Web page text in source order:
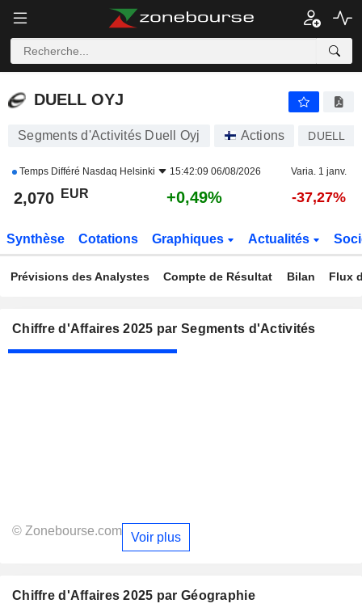
DUELL OYJ
DUELL OYJ
Segments d'Activités Duell Oyj Actions DUELL
Temps Différé Nasdaq Helsinki 15:42:09 06/08/2026 Varia. 1 janv.
2,070 EUR +0,49% -37,27%
Synthèse Cotations Graphiques Actualités
Prévisions des Analystes Compte de Résultat Bilan Flux
Chiffre d'Affaires 2025 par Segments d'Activités
© Zonebourse.com Voir plus
Chiffre d'Affaires 2025 par Géographie